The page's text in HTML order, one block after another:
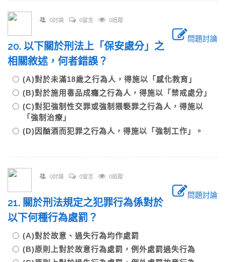
0討論 0留言 0追蹤
問題討論
20. 以下關於刑法上「保安處分」之
相關敘述，何者錯誤？
(A)對於未滿18歲之行為人，得施以「感化教育」
(B)對於施用毒品成癮之行為人，得施以「禁戒處分」
(C)對犯強制性交罪或強制猥褻罪之行為人，得施以
「強制治療」
(D)因酗酒而犯罪之行為人，得施以「強制工作」。
0討論 0留言 0追蹤
問題討論
21. 關於刑法規定之犯罪行為係對於
以下何種行為處罰？
(A)對於故意、過失行為均作處罰
(B)原則上對於故意行為處罰，例外處罰過失行為